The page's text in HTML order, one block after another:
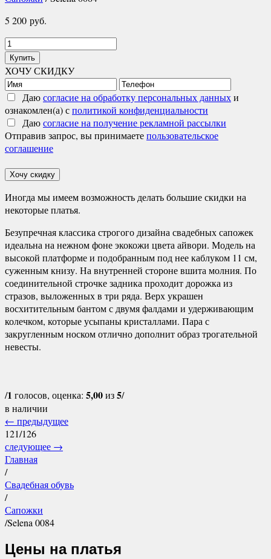
5 200 руб.
Количество
товара
Selena
0084
Купить
ХОЧУ СКИДКУ
Даюсогласие на обработку персональных данныхи
ознакомлен(а) сполитикой конфиденциальности
Даюсогласие на получение рекламной рассылки
Отправив запрос, вы принимаетепользовательское
соглашение
Хочу скидку
Иногда мы имеем возможность делать большие скидки на
некоторые платья.
Безупречная классика строгого дизайна свадебных сапожек
идеальна на нежном фоне экокожи цвета айвори. Модель на
высокой платформе и подобранным под нее каблуком 11 см,
суженным книзу. На внутренней стороне вшита молния. По
соединительной строчке задника проходит дорожка из
стразов, выложенных в три ряда. Верх украшен
восхитительным бантом с двумя фалдами и удерживающим
колечком, которые усыпаны кристаллами. Пара с
закругленным носком отлично дополнит образ трогательной
невесты.
/1 голосов, оценка: 5,00из5/
в наличии
← предыдущее
121/126
следующее →
Главная
/
Свадебная обувь
/
Сапожки
/Selena 0084
Цены на платья